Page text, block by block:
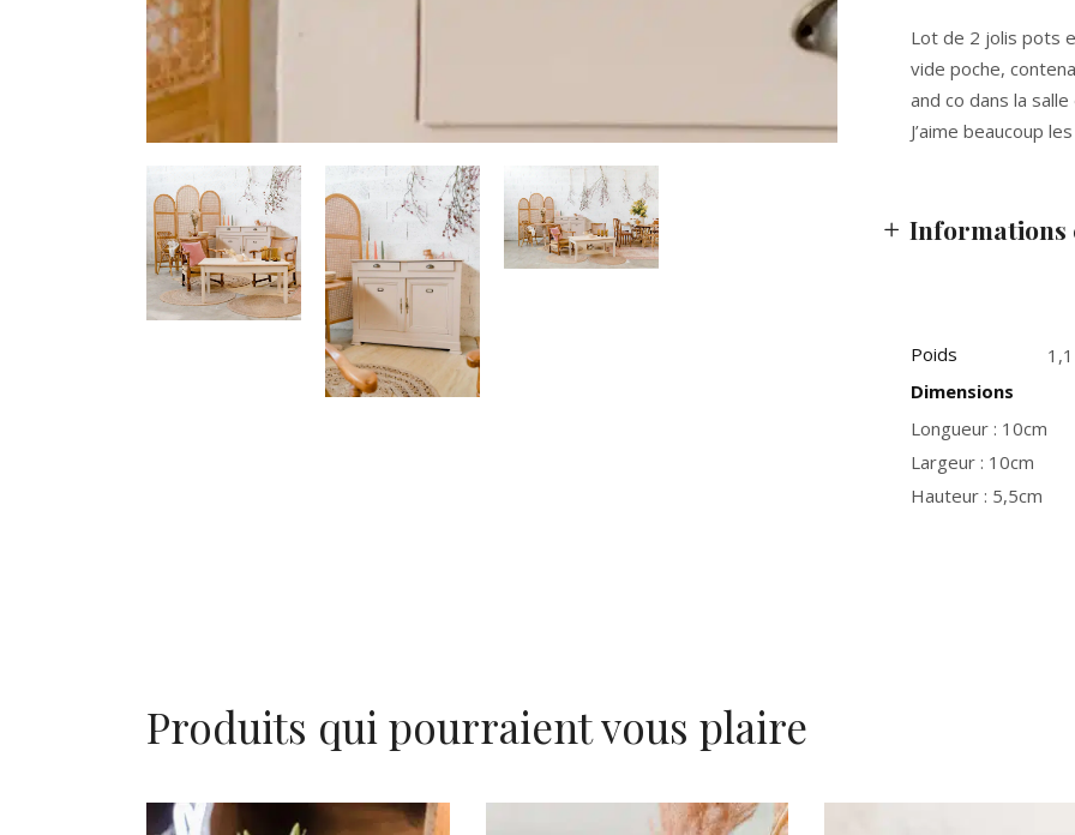
Lot de 2 jolis pots
vide poche,
and co dans la salle
J’aime beaucoup
Informations
Poids
Dimensions
Longueur : 10cm
Largeur : 10cm
Hauteur : 5,5cm
Produits qui pourraient vous plaire